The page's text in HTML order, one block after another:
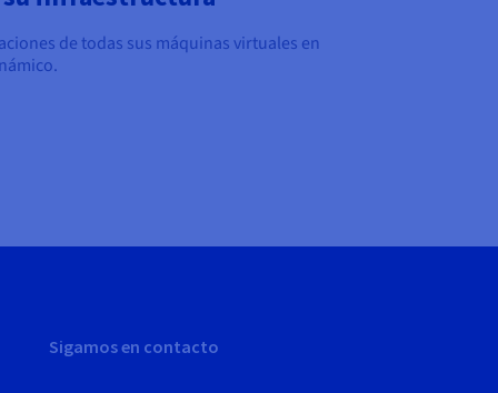
de todas sus máquinas virtuales en
Sigamos en contacto